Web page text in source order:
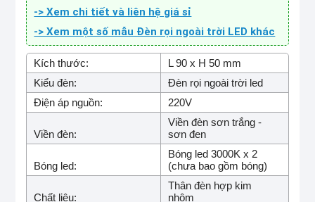
-> Xem chi tiết và liên hệ giá sỉ
-> Xem một số mẫu Đèn rọi ngoài trời LED khác
Kích thước:
L 90 x H 50 mm
Kiểu đèn:
Đèn rọi ngoài trời led
Điện áp nguồn:
220V
Viền đèn:
Viền đèn sơn trắng -
sơn đen
Bóng led:
Bóng led 3000K x 2
(chưa bao gồm bóng)
Chất liệu:
Thân đèn hợp kim
nhôm